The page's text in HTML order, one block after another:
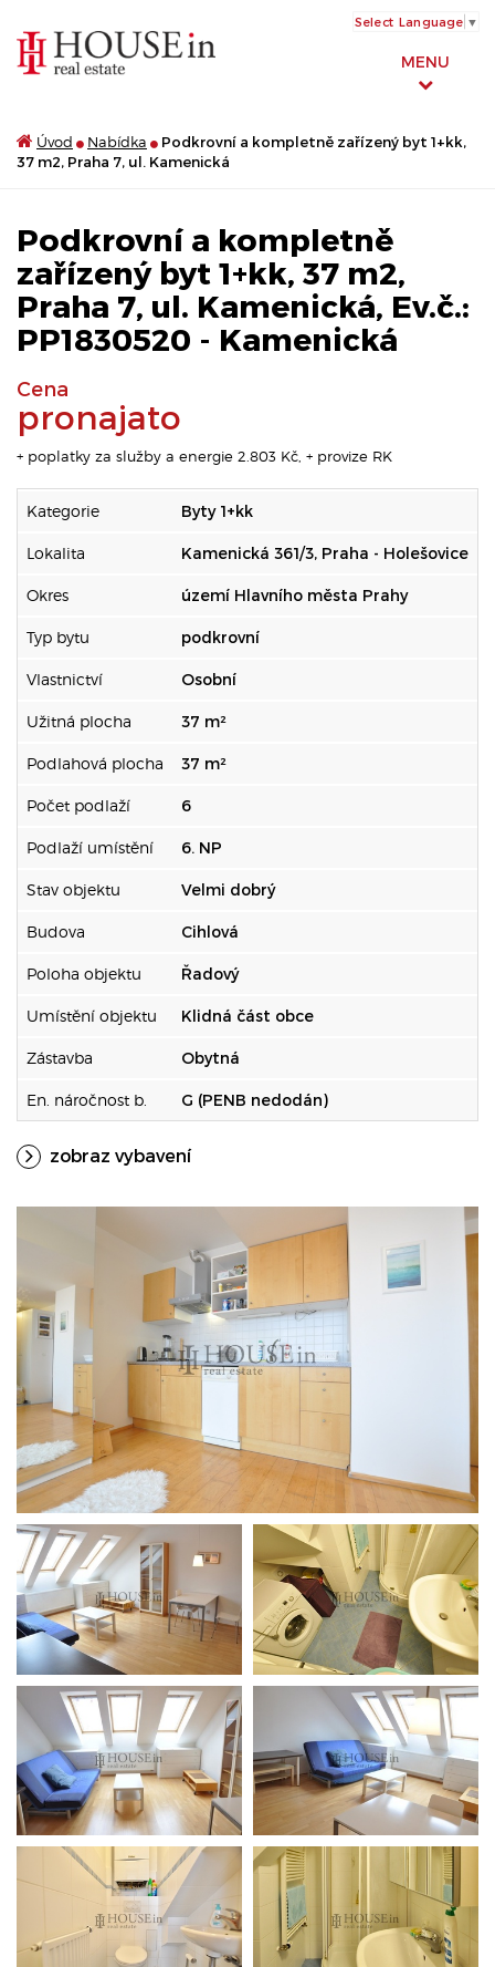
MENU
Select Language ▼
Úvod Nabídka
Podkrovní a kompletně zařízený byt 1+kk,
37 m2, Praha 7, ul. Kamenická
Podkrovní a kompletně
zařízený byt 1+kk, 37 m2,
Praha 7, ul. Kamenická, Ev.č.:
PP1830520 - Kamenická
Cena
pronajato
+ poplatky za služby a energie 2.803 Kč, + provize RK
Kategorie Byty 1+kk
Lokalita Kamenická 361/3, Praha - Holešovice
Okres území Hlavního města Prahy
Typ bytu podkrovní
Vlastnictví Osobní
Užitná plocha 37 m²
Podlahová plocha 37 m²
Počet podlaží 6
Podlaží umístění 6. NP
Stav objektu Velmi dobrý
Budova Cihlová
Poloha objektu Řadový
Umístění objektu Klidná část obce
Zástavba Obytná
En. náročnost b. G (PENB nedodán)
zobraz vybavení